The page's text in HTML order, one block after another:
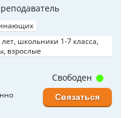
школьники 1-7 класса,
взрослые
Свободен
Связаться